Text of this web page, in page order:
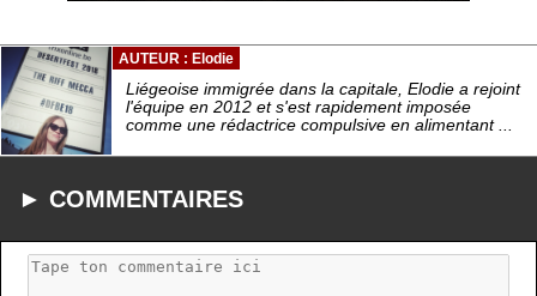
AUTEUR : Elodie
Liégeoise immigrée dans la capitale, Elodie a rejoint
l'équipe en 2012 et s'est rapidement imposée
comme une rédactrice compulsive en alimentant ...
► COMMENTAIRES